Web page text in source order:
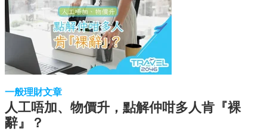
一般理財文章
人工唔加、物價升，點解仲咁多人肯『裸
辭』？